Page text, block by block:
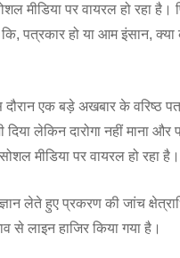
मीडिया पर वायरल हो रहा है।
पत्रकार हो या आम इंसान, क्या
एक बड़े अखबार के वरिष्ठ
लेकिन दारोगा नहीं माना और
मीडिया पर वायरल हो रहा है।
लेते हुए प्रकरण की जांच
से लाइन हाजिर किया गया है।